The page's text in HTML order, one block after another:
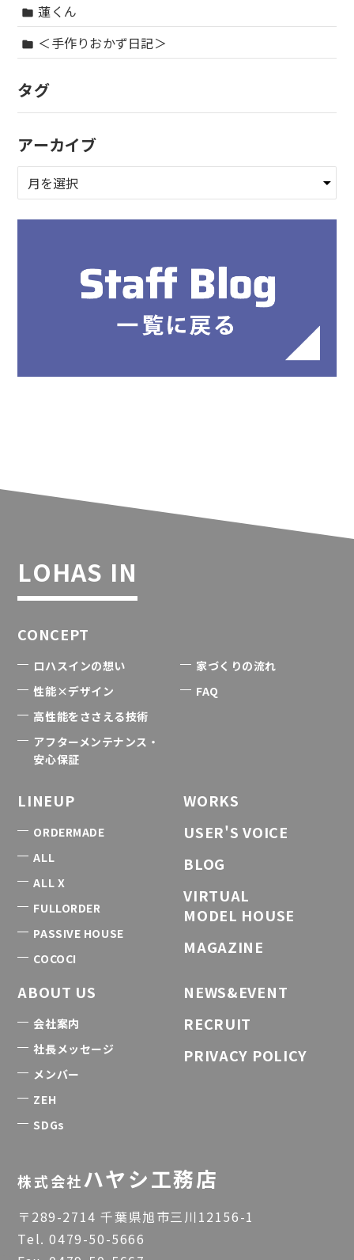
folder 蓮くん
folder ＜手作りおかず日記＞
タグ
アーカイブ
LOHAS IN
CONCEPT
ロハスインの想い
性能×デザイン
高性能をささえる技術
アフターメンテナンス・
安心保証
家づくりの流れ
FAQ
LINEUP
ORDERMADE
ALL
ALL X
FULLORDER
PASSIVE HOUSE
COCOCI
WORKS
USER'S VOICE
BLOG
VIRTUAL
MODEL HOUSE
MAGAZINE
ABOUT US
会社案内
社長メッセージ
メンバー
ZEH
SDGs
NEWS&EVENT
RECRUIT
PRIVACY POLICY
株式会社ハヤシ工務店
〒289-2714 千葉県旭市三川12156-1
Tel.0479-50-5666